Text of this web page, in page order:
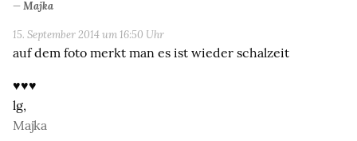
Majka
15. September 2014 um 16:50 Uhr
auf dem foto merkt man es ist wieder schalzeit
♥♥♥
lg,
Majka